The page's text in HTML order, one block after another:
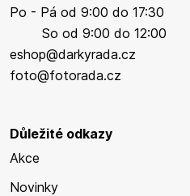
Po - Pá od 9:00 do 17:30
So od 9:00 do 12:00
eshop@darkyrada.cz
foto@fotorada.cz
Důležité odkazy
Akce
Novinky